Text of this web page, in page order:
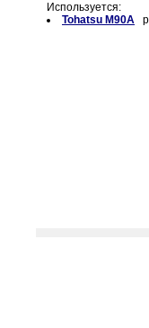
Используется:
Tohatsu M90A